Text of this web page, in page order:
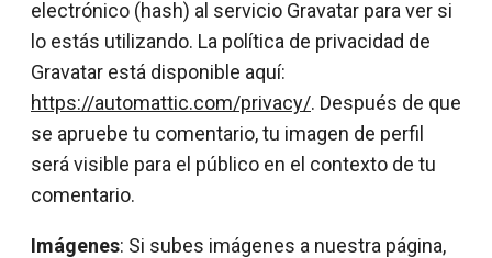
electrónico (hash) al servicio Gravatar para ver si
lo estás utilizando. La política de privacidad de
Gravatar está disponible aquí:
https://automattic.com/privacy/. Después de que
se apruebe tu comentario, tu imagen de perfil
será visible para el público en el contexto de tu
comentario.
Imágenes: Si subes imágenes a nuestra página,